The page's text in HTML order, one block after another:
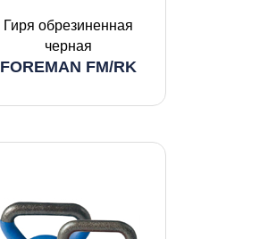
Гиря обрезиненная
черная
FOREMAN FM/RK